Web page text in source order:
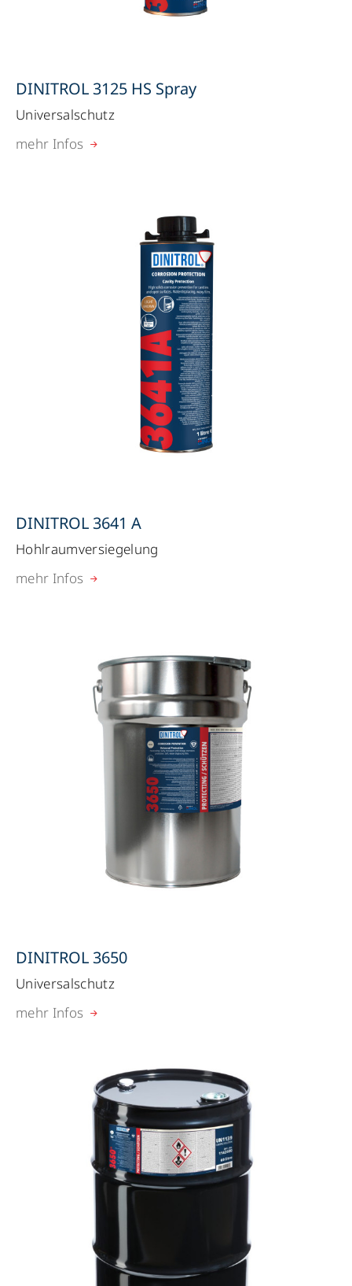
DINITROL 3125 HS Spray
Universalschutz
mehr Infos
DINITROL 3641 A
Hohlraumversiegelung
mehr Infos
DINITROL 3650
Universalschutz
mehr Infos